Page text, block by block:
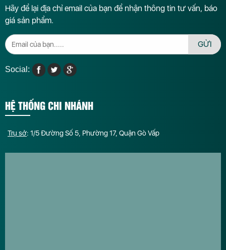
Hãy để lại địa chỉ email của bạn để nhận thông tin tư vấn, báo
giá sản phẩm.
GỬI
Social:
HỆ THỐNG CHI NHÁNH
Trụ sở: 1/5 Đường Số 5, Phường 17, Quận Gò Vấp